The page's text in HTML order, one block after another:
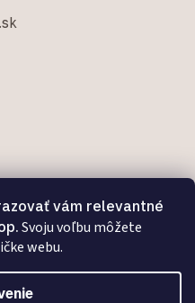
vám relevantné
Svoju voľbu môžete
webu.